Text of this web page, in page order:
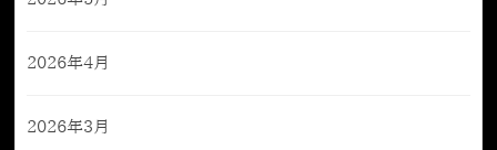
2026年4月
2026年3月